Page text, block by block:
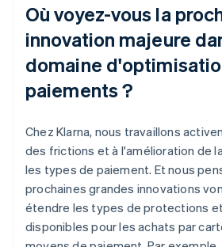
Où voyez-vous la
innovation majeure
domaine
paiements ?
Chez Klarna, nous travaillons
des frictions et à l'amélioration de
les types de paiement. Et nous
prochaines grandes innovations
étendre les types de protections
disponibles pour les achats par